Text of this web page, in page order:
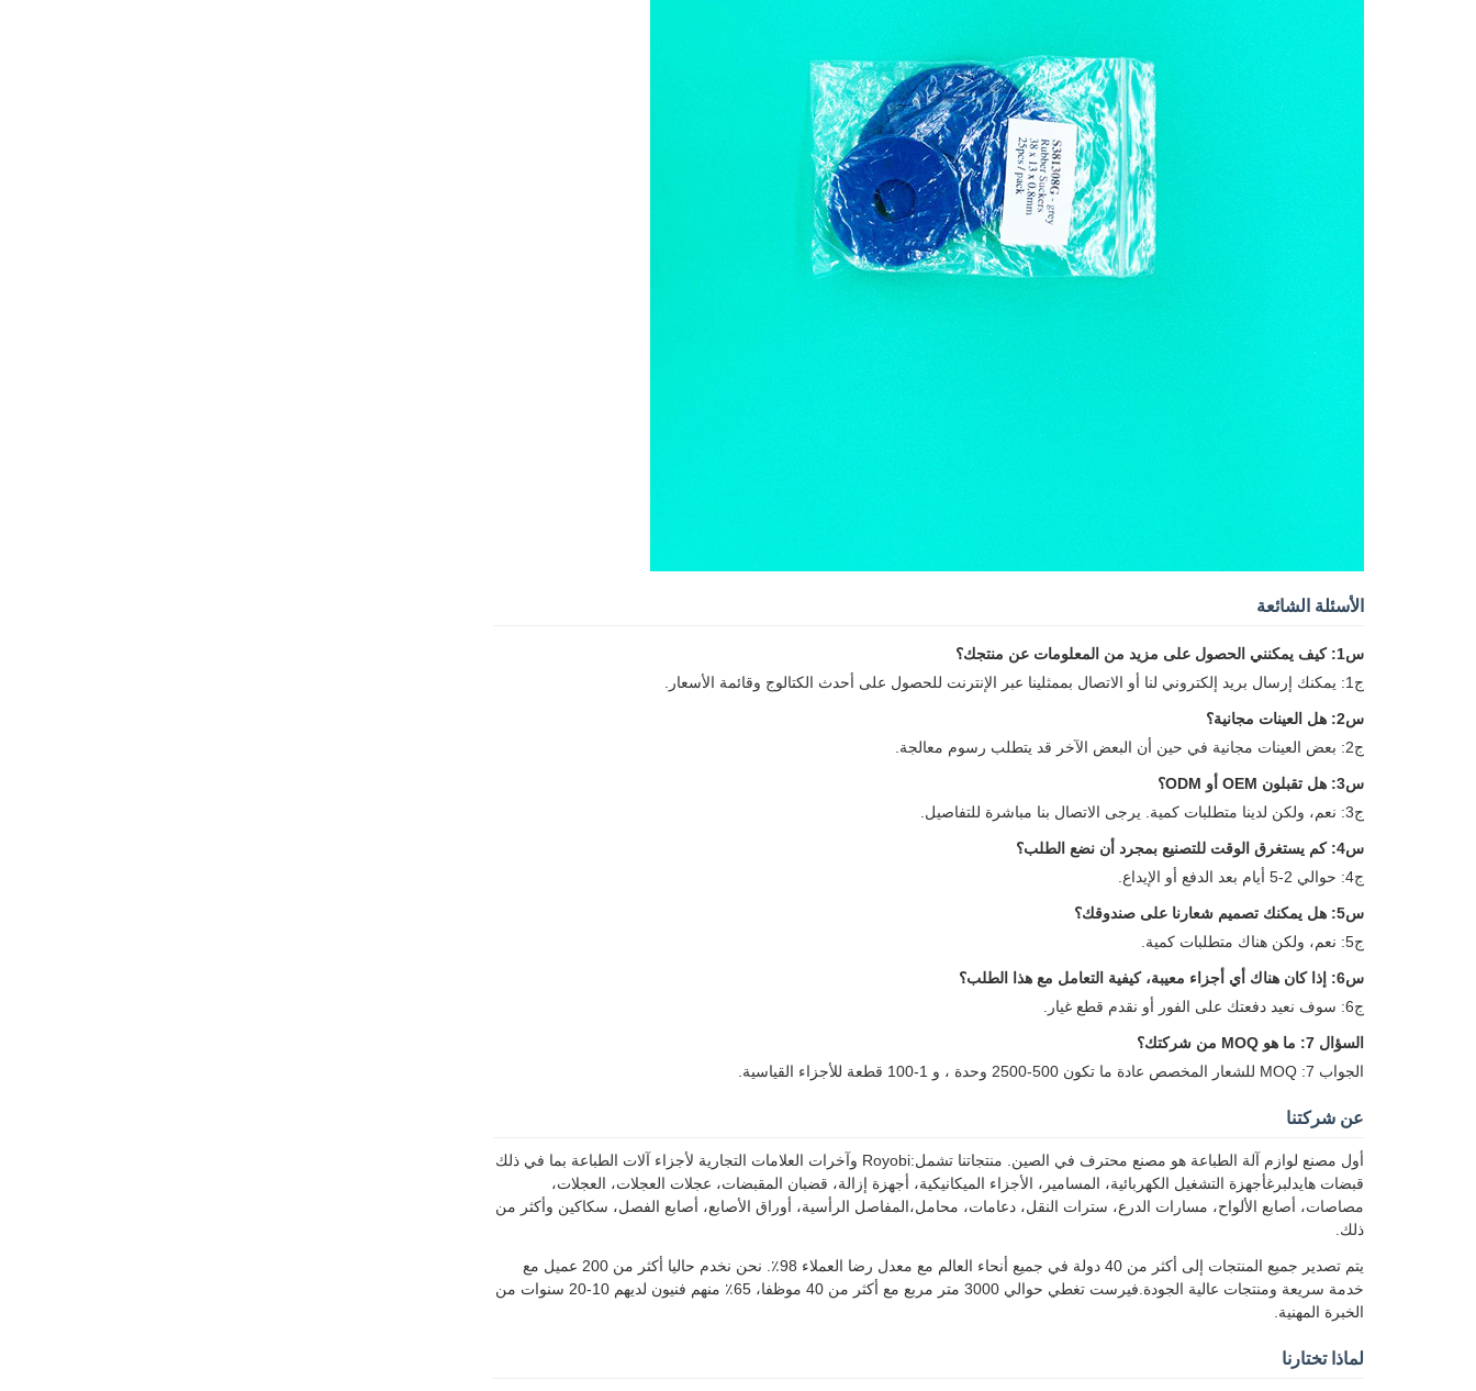
الأسئلة الشائعة
س1: كيف يمكنني الحصول على مزيد من المعلومات عن منتجك؟
ج1: يمكنك إرسال بريد إلكتروني لنا أو الاتصال بممثلينا عبر الإنترنت للحصول على أحدث الكتالوج وقائمة الأسعار.
س2: هل العينات مجانية؟
ج2: بعض العينات مجانية في حين أن البعض الآخر قد يتطلب رسوم معالجة.
س3: هل تقبلون OEM أو ODM؟
ج3: نعم، ولكن لدينا متطلبات كمية. يرجى الاتصال بنا مباشرة للتفاصيل.
س4: كم يستغرق الوقت للتصنيع بمجرد أن نضع الطلب؟
ج4: حوالي 2-5 أيام بعد الدفع أو الإيداع.
س5: هل يمكنك تصميم شعارنا على صندوقك؟
ج5: نعم، ولكن هناك متطلبات كمية.
س6: إذا كان هناك أي أجزاء معيبة، كيفية التعامل مع هذا الطلب؟
ج6: سوف نعيد دفعتك على الفور أو نقدم قطع غيار.
السؤال 7: ما هو MOQ من شركتك؟
الجواب 7: MOQ للشعار المخصص عادة ما تكون 500-2500 وحدة ، و 1-100 قطعة للأجزاء القياسية.
عن شركتنا
أول مصنع لوازم آلة الطباعة هو مصنع محترف في الصين. منتجاتنا تشمل:Royobi وآخرات العلامات التجارية لأجزاء آلات الطباعة بما في ذلك
قبضات هايدلبرغأجهزة التشغيل الكهربائية، المسامير، الأجزاء الميكانيكية، أجهزة إزالة، قضبان المقبضات، عجلات العجلات، العجلات،
مصاصات، أصابع الألواح، مسارات الدرع، سترات النقل، دعامات، محامل،المفاصل الرأسية، أوراق الأصابع، أصابع الفصل، سكاكين وأكثر من
ذلك.
يتم تصدير جميع المنتجات إلى أكثر من 40 دولة في جميع أنحاء العالم مع معدل رضا العملاء 98٪. نحن نخدم حاليا أكثر من 200 عميل مع
خدمة سريعة ومنتجات عالية الجودة.فيرست تغطي حوالي 3000 متر مربع مع أكثر من 40 موظفا، 65٪ منهم فنيون لديهم 10-20 سنوات من
الخبرة المهنية.
لماذا تختارنا